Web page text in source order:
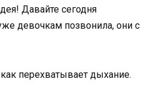
Давайте сегодня
девочкам позвонила, они с
перехватывает дыхание.